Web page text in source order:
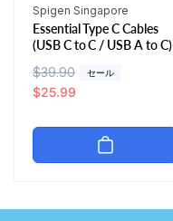
販
売
元:
Spigen Singapore
Essential Type C Cables
(USB C to C / USB A to C)
通
常
格
$39.90 セール
セ
ー
価
$25.99